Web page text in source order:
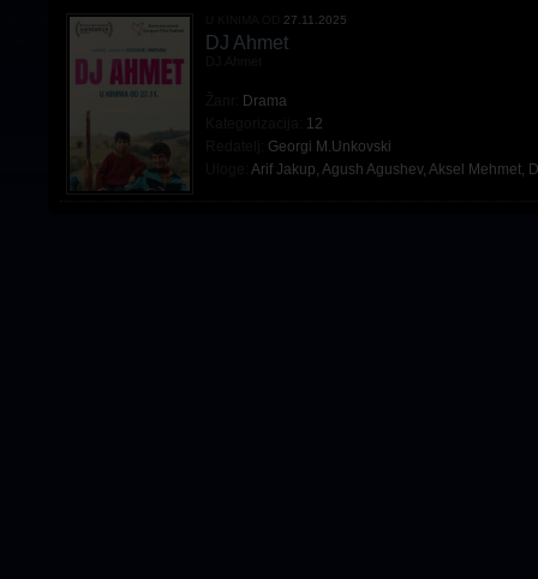
27.11.2025
DJ Ahmet
Drama
12
Georgi M.Unkovski
Arif Jakup, Agush Agushev, Aksel Mehmet,